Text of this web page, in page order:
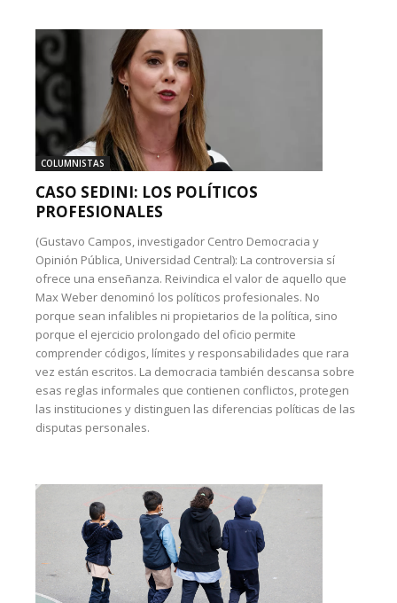
COLUMNISTAS
CASO SEDINI: LOS POLÍTICOS
PROFESIONALES
(Gustavo Campos, investigador Centro Democracia y
Opinión Pública, Universidad Central): La controversia sí
ofrece una enseñanza. Reivindica el valor de aquello que
Max Weber denominó los políticos profesionales. No
porque sean infalibles ni propietarios de la política, sino
porque el ejercicio prolongado del oficio permite
comprender códigos, límites y responsabilidades que rara
vez están escritos. La democracia también descansa sobre
esas reglas informales que contienen conflictos, protegen
las instituciones y distinguen las diferencias políticas de las
disputas personales.